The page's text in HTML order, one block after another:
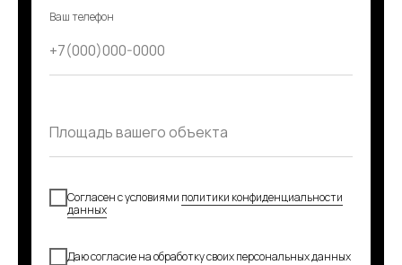
Ваш телефон
Согласен с условиями политики конфиденциальности
данных
Даю согласие на обработку своих персональных данных